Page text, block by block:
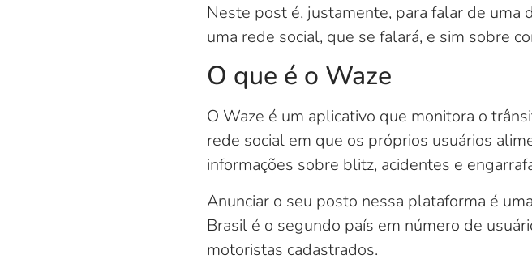
Neste post é, justamente, para falar de uma
uma rede social, que se falará, e sim sobre
O que é o Waze
O Waze é um aplicativo que monitora o
rede social em que os próprios usuários
informações sobre blitz, acidentes e
Anunciar o seu posto nessa plataforma é
Brasil é o segundo país em número de
motoristas cadastrados.